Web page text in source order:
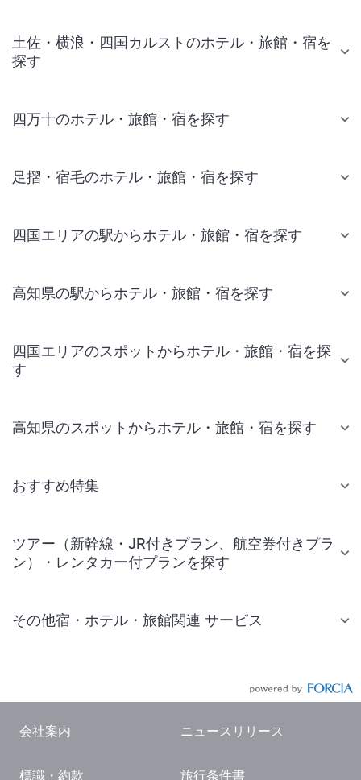
土佐・横浪・四国カルストのホテル・旅館・宿を
探す
四万十のホテル・旅館・宿を探す
足摺・宿毛のホテル・旅館・宿を探す
四国エリアの駅からホテル・旅館・宿を探す
高知県の駅からホテル・旅館・宿を探す
四国エリアのスポットからホテル・旅館・宿を探
す
高知県のスポットからホテル・旅館・宿を探す
おすすめ特集
ツアー（新幹線・JR付きプラン、航空券付きプラ
ン）・レンタカー付プランを探す
その他宿・ホテル・旅館関連 サービス
会社案内 ニュースリリース
標識・約款 旅行条件書